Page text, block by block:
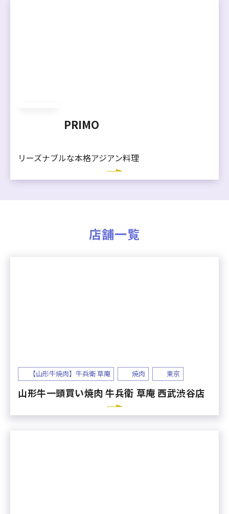
PRIMO
リーズナブルな本格アジアン料理
店舗一覧
【山形牛焼肉】牛兵衛 草庵 焼肉 東京
山形牛一頭買い焼肉 牛兵衛 草庵 西武渋谷店